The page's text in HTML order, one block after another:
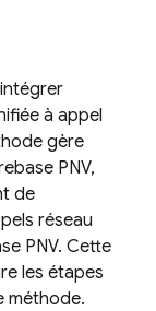
à appel
gère
PNV,
de
réseau
PNV. Cette
les étapes
méthode.